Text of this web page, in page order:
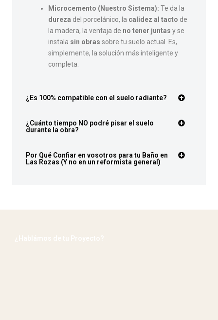
Microcemento (Nuestro Sistema): Te da la
dureza del porcelánico, la calidez al tacto de
la madera, la ventaja de no tener juntas y se
instala sin obras sobre tu suelo actual. Es,
simplemente, la solución más inteligente y
completa.
¿Es 100% compatible con el suelo radiante?
¿Cuánto tiempo NO podré pisar el suelo
durante la obra?
Por Qué Confiar en vosotros para tu Baño en
Las Rozas (Y no en un reformista general)